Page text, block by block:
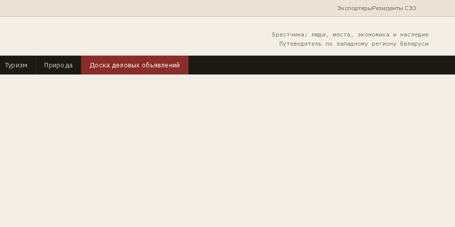
ЭкспортерыРезиденты СЭЗ
Брестчина: люди, места, экономика и наследие
Путеводитель по западному региону Беларуси
Туризм Природа Доска деловых объявлений